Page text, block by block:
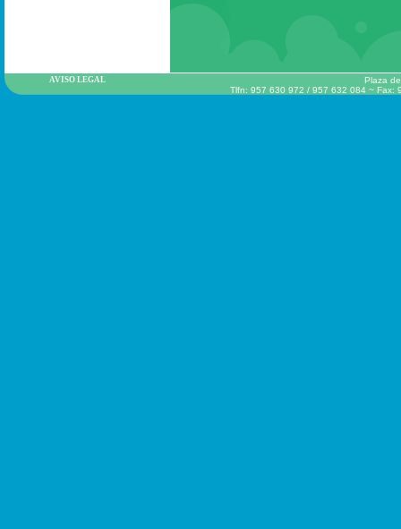
AVISO LEGAL
Plaza
Tlfn: 957 630 972 / 957 632 084 ~ Fax: